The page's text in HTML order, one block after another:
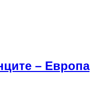
– Европа